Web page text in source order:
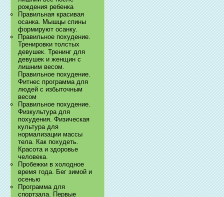
рождения ребенка
Правильная красивая
осанка. Мышцы спины
формируют осанку.
Правильное похудение.
Тренировки толстых
девушек. Тренинг для
девушек и женщин с
лишним весом.
Правильное похудение.
Фитнес программа для
людей с избыточным
весом
Правильное похудение.
Физкультура для
похудения. Физическая
культура для
нормализации массы
тела. Как похудеть.
Красота и здоровье
человека.
Пробежки в холодное
время года. Бег зимой и
осенью
Программа для
спортзала. Первые